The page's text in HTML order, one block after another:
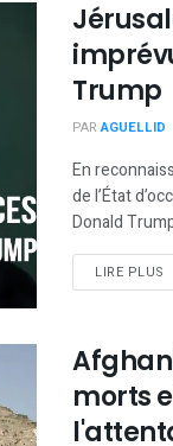
Trump
PAR AGUELLID
En
de l’État
Donald
LIRE PLUS
morts